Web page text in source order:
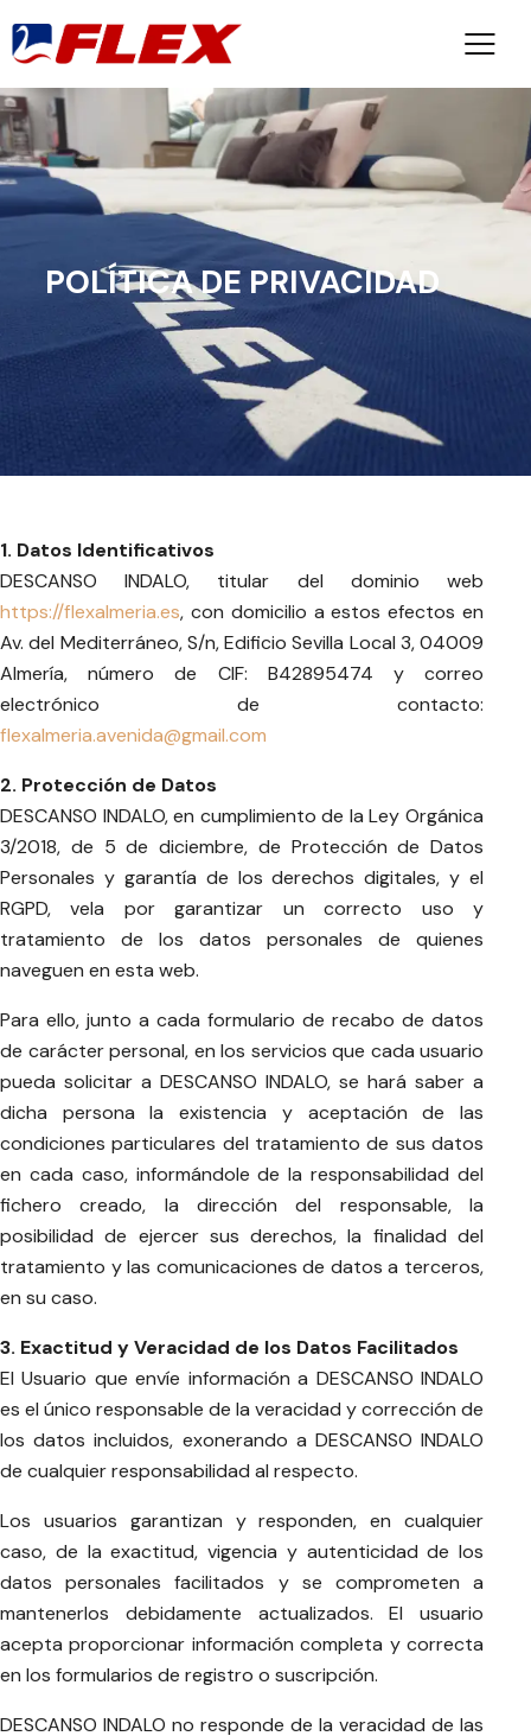
POLÍTICA DE PRIVACIDAD
1. Datos Identificativos
DESCANSO INDALO, titular del dominio web
https://flexalmeria.es, con domicilio a estos efectos en
Av. del Mediterráneo, S/n, Edificio Sevilla Local 3, 04009
Almería, número de CIF: B42895474 y correo
electrónico de contacto:
flexalmeria.avenida@gmail.com
2. Protección de Datos
DESCANSO INDALO, en cumplimiento de la Ley Orgánica
3/2018, de 5 de diciembre, de Protección de Datos
Personales y garantía de los derechos digitales, y el
RGPD, vela por garantizar un correcto uso y
tratamiento de los datos personales de quienes
naveguen en esta web.
Para ello, junto a cada formulario de recabo de datos
de carácter personal, en los servicios que cada usuario
pueda solicitar a DESCANSO INDALO, se hará saber a
dicha persona la existencia y aceptación de las
condiciones particulares del tratamiento de sus datos
en cada caso, informándole de la responsabilidad del
fichero creado, la dirección del responsable, la
posibilidad de ejercer sus derechos, la finalidad del
tratamiento y las comunicaciones de datos a terceros,
en su caso.
3. Exactitud y Veracidad de los Datos Facilitados
El Usuario que envíe información a DESCANSO INDALO
es el único responsable de la veracidad y corrección de
los datos incluidos, exonerando a DESCANSO INDALO
de cualquier responsabilidad al respecto.
Los usuarios garantizan y responden, en cualquier
caso, de la exactitud, vigencia y autenticidad de los
datos personales facilitados y se comprometen a
mantenerlos debidamente actualizados. El usuario
acepta proporcionar información completa y correcta
en los formularios de registro o suscripción.
DESCANSO INDALO no responde de la veracidad de las